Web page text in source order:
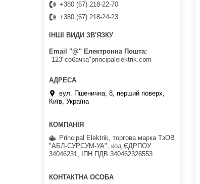
+380 (67) 218-22-70
+380 (67) 218-24-23
ІНШІ ВИДИ ЗВ'ЯЗКУ
Email "@" Електронна Пошта
123"собачка"principalelektrik.com
вул. Пшенична, 8, перший поверх,
Київ, Україна
Principal Elektrik, торгова марка ТзОВ
"АБЛ-СУРСУМ-УА", код ЄДРПОУ
34046231, ІПН ПДВ 340462326553